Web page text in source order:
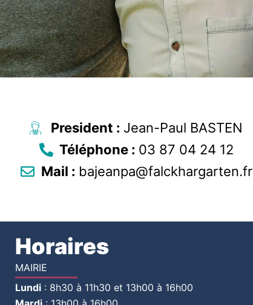
President : Jean-Paul BASTEN
Téléphone : 03 87 04 24 12
Mail : bajeanpa@falckhargarten.fr
Horaires
MAIRIE
Lundi : 8h30 à 11h30 et 13h00 à 16h00